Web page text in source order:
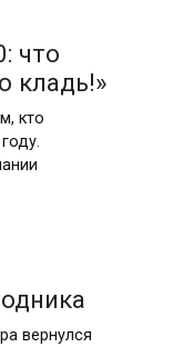
что
кладь!»
кто
вернулся